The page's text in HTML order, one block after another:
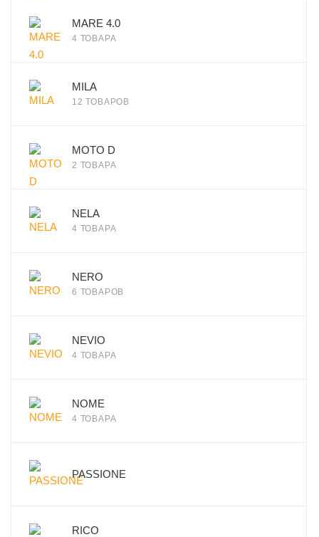
MARE 4.0
4 ТОВАРА
MILA
12 ТОВАРОВ
MOTO D
2 ТОВАРА
NELA
4 ТОВАРА
NERO
6 ТОВАРОВ
NEVIO
4 ТОВАРА
NOME
4 ТОВАРА
PASSIONE
RICO